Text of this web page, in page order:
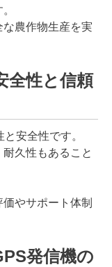
農作物生産を実
全性と信頼
安全性です。
久性もあること
やサポート体制
発信機の